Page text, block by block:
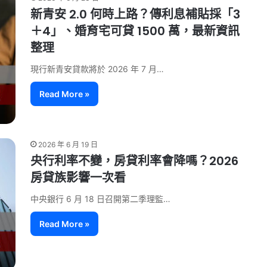
新青安 2.0 何時上路？傳利息補貼採「3
＋4」、婚育宅可貸 1500 萬，最新資訊
整理
現行新青安貸款將於 2026 年 7 月…
Read More »
2026 年 6 月 19 日
央行利率不變，房貸利率會降嗎？2026
房貸族影響一次看
中央銀行 6 月 18 日召開第二季理監…
Read More »